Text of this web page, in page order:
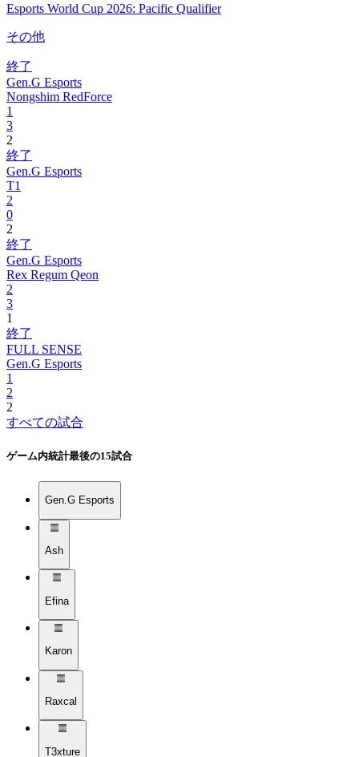
Esports World Cup 2026: Pacific Qualifier
その他
終了
Gen.G Esports
Nongshim RedForce
1
3
2
終了
Gen.G Esports
T1
2
0
2
終了
Gen.G Esports
Rex Regum Qeon
2
3
1
終了
FULL SENSE
Gen.G Esports
1
2
2
すべての試合
ゲーム内統計最後の15試合
Gen.G Esports
Ash
Efina
Karon
Raxcal
T3xture